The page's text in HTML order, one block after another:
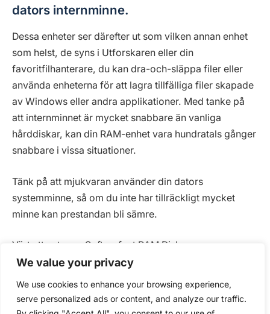
We value your privacy
We use cookies to enhance your browsing experience,
serve personalized ads or content, and analyze our traffic.
dators internminne.
Dessa enheter ser därefter ut som vilken annan enhet
som helst, de syns i Utforskaren eller din
favoritfilhanterare, du kan dra-och-släppa filer eller
använda enheterna för att lagra tillfälliga filer skapade
av Windows eller andra applikationer. Med tanke på
att internminnet är mycket snabbare än vanliga
hårddiskar, kan din RAM-enhet vara hundratals gånger
snabbare i vissa situationer.
Tänk på att mjukvaran använder din dators
systemminne, så om du inte har tillräckligt mycket
minne kan prestandan bli sämre.
Värt att veta om Softperfect RAM Disk:
Licens:Utvärderingsversion
Windows 7 (64 bit) / Windows 8 / Windows Server /
Windows Vista (32 bit) / Windows Vista (64 bit)